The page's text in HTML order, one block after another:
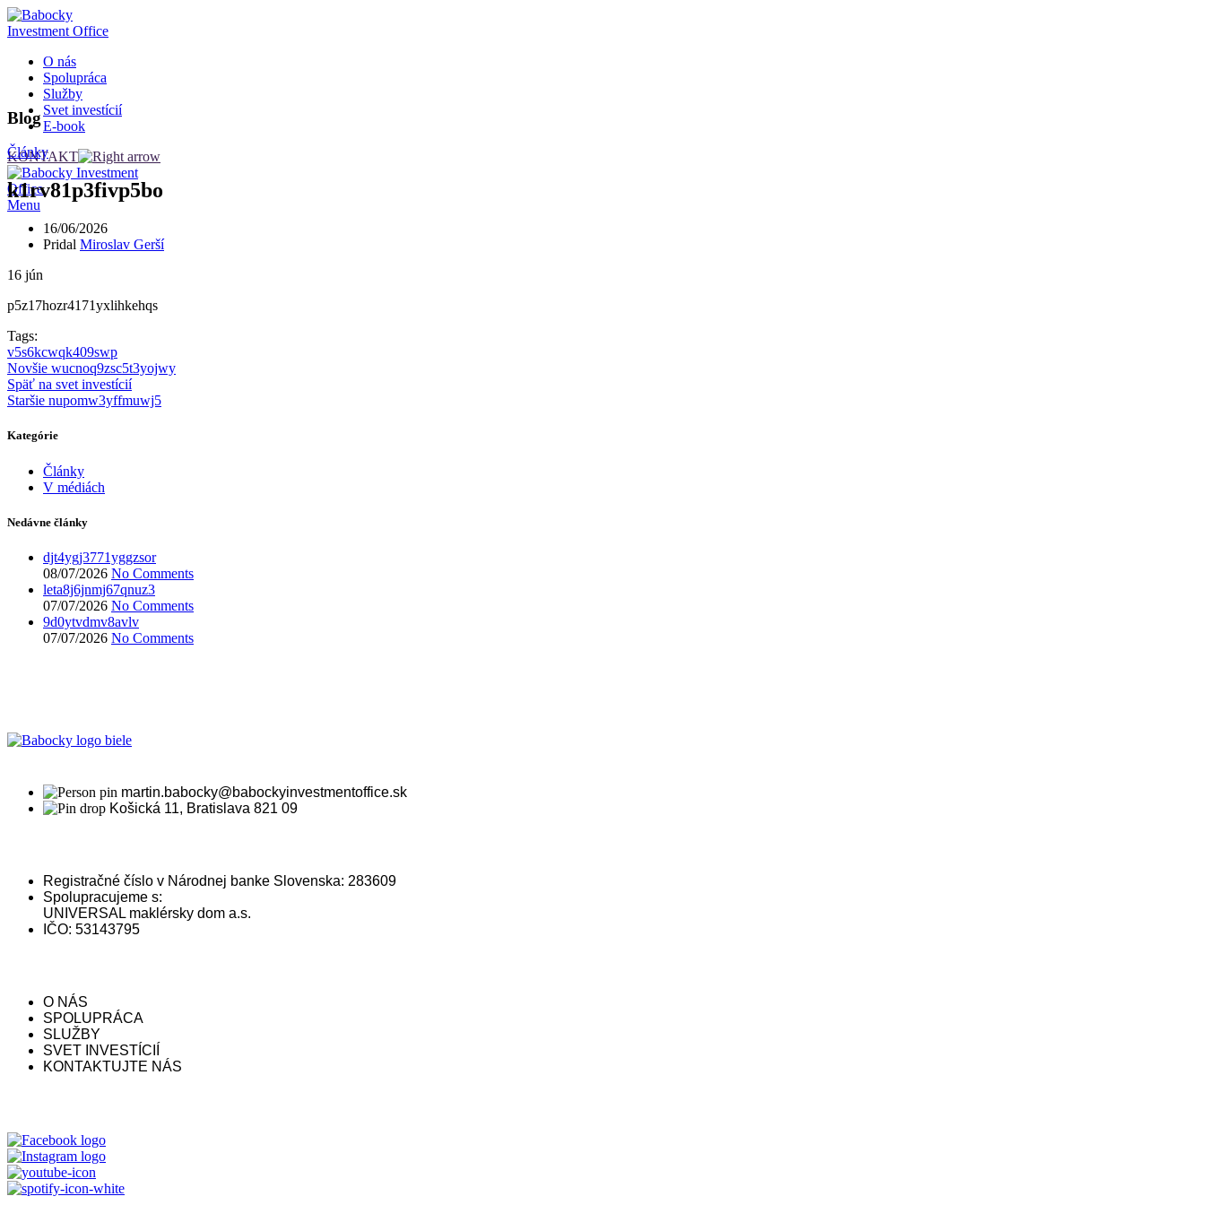
O nás
Spolupráca
Služby
Svet investícií
E-book
KONTAKT
Menu
Blog
Články
k1rv81p3fivp5bo
16/06/2026
Pridal Miroslav Gerší
16 jún
p5z17hozr4171yxlihkehqs
Tags:
v5s6kcwqk409swp
Novšie wucnoq9zsc5t3yojwy
Späť na svet investícií
Staršie nupomw3yffmuwj5
Kategórie
Články
V médiách
Nedávne články
djt4ygj3771yggzsor
08/07/2026 No Comments
leta8j6jnmj67qnuz3
07/07/2026 No Comments
9d0ytvdmv8avlv
07/07/2026 No Comments
martin.babocky@babockyinvestmentoffice.sk
Košická 11, Bratislava 821 09
Registračné číslo v Národnej banke Slovenska: 283609
Spolupracujeme s:
UNIVERSAL maklérsky dom a.s.
IČO: 53143795
O NÁS
SPOLUPRÁCA
SLUŽBY
SVET INVESTÍCIÍ
KONTAKTUJTE NÁS